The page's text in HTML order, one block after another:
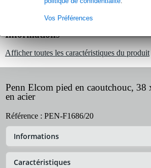
Vos Préférences
Informations
Afficher toutes les caractéristiques du produit
Penn Elcom pied en caoutchouc,
en acier
Référence : PEN-F1686/20
Informations
Caractéristiques